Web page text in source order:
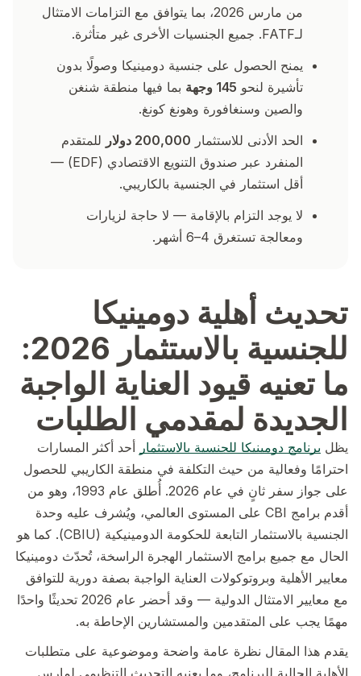
من مارس 2026، بما يتوافق مع التزامات الامتثال
لـFATF. جميع الجنسيات الأخرى غير متأثرة.
يمنح الحصول على جنسية دومينيكا وصولًا بدون
تأشيرة لنحو 145 وجهة
بما فيها منطقة شنغن
والصين وسنغافورة وهونغ كونغ.
الحد الأدنى للاستثمار 200,000 دولار
للمتقدم
المنفرد عبر صندوق التنويع الاقتصادي (EDF) —
أقل استثمار في الجنسية بالكاريبي.
لا يوجد التزام بالإقامة — لا حاجة لزيارات
ومعالجة تستغرق 4–6 أشهر.
تحديث أهلية دومينيكا
للجنسية بالاستثمار 2026:
ما تعنيه قيود العناية الواجبة
الجديدة لمقدمي الطلبات
يظل برنامج دومينيكا للجنسية بالاستثمار أحد أكثر المسارات
احترامًا وفعالية من حيث التكلفة في منطقة الكاريبي للحصول
على جواز سفر ثانٍ في عام 2026. أُطلق عام 1993، وهو من
أقدم برامج CBI على المستوى العالمي، ويُشرف عليه وحدة
الجنسية بالاستثمار التابعة للحكومة الدومينيكية (CBIU). كما هو
الحال مع جميع برامج الاستثمار الهجرة الراسخة، تُحدّث دومينيكا
معايير الأهلية وبروتوكولات العناية الواجبة بصفة دورية للتوافق
مع معايير الامتثال الدولية — وقد أحضر عام 2026 تحديثًا واحدًا
مهمًا يجب على المتقدمين والمستشارين الإحاطة به.
يقدم هذا المقال نظرة عامة واضحة وموضوعية على متطلبات